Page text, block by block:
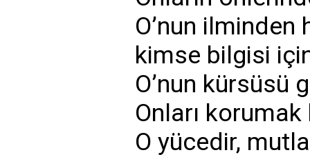
O’nun
kimse bilgisi
O’nun kürsüsü
Onları
O yücedir,